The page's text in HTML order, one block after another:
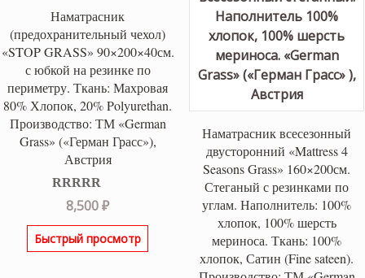
Наматрасник
(предохранительный чехол)
«STOP GRASS» 90×200×40см.
с юбкой на резинке по
периметру. Ткань: Махровая
80% Хлопок, 20% Polyurethan.
Производство: ТМ «German
Grass» («Герман Грасс»),
Австрия
Оценка 5.00
из 5
8,500₽
Быстрый просмотр
Наматрасник всесезонный
двусторонний «Mattress 4
Seasons Grass» 160×200см.
Стеганый с резинками по
углам. Наполнитель: 100%
хлопок, 100% шерсть
мериноса. Ткань: 100%
хлопок, Сатин (Fine sateen).